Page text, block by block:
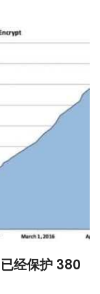
经保护 380